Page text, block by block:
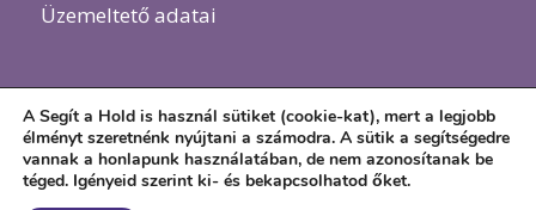
Üzemeltető adatai
A Segít a Hold is használ sütiket (cookie-kat), mert a legjobb
élményt szeretnénk nyújtani a számodra. A sütik a segítségedre
vannak a honlapunk használatában, de nem azonosítanak be
téged. Igényeid szerint ki- és bekapcsolhatod őket.